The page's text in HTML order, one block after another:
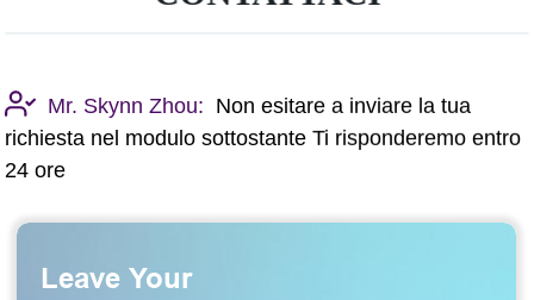
Mr. Skynn Zhou: Non esitare a inviare la tua
richiesta nel modulo sottostante Ti risponderemo entro
24 ore